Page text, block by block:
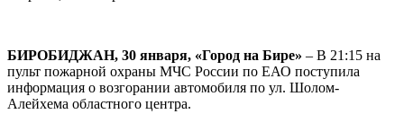
БИРОБИДЖАН, 30 января, «Город на Бире» – В 21:15 на
пульт пожарной охраны МЧС России по ЕАО поступила
информация о возгорании автомобиля по ул. Шолом-
Алейхема областного центра.